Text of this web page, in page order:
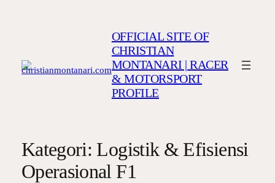
OFFICIAL SITE OF
CHRISTIAN
MONTANARI | RACER
& MOTORSPORT
PROFILE
Kategori: Logistik & Efisiensi
Operasional F1